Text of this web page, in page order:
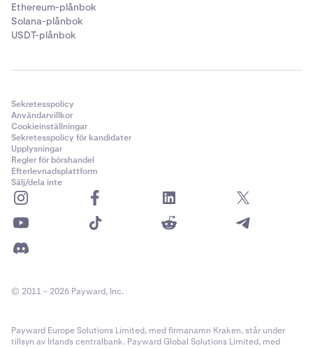
Ethereum-plånbok
Solana-plånbok
USDT-plånbok
Sekretesspolicy
Användarvillkor
Cookieinställningar
Sekretesspolicy för kandidater
Upplysningar
Regler för börshandel
Efterlevnadsplattform
Sälj/dela inte
© 2011 – 2026 Payward, Inc.
Payward Europe Solutions Limited, med firmanamn Kraken, står under
tillsyn av Irlands centralbank. Payward Global Solutions Limited, med